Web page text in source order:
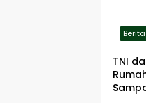
Berita
TNI